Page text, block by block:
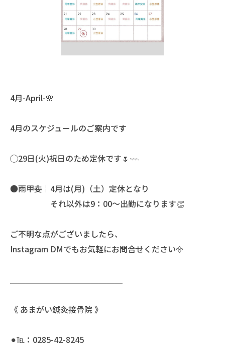
4月-April-🌸
4月のスケジュールのご案内です
◯29日(火)祝日のため定休です🌷𓇠
●雨甲斐￤4月は(月)（土）定休となり
それ以外は9：00〜出勤になります👏
ご不明な点がございましたら、
Instagram DMでもお気軽にお問合せください𖧷
《 あまがい鍼灸接骨院 》
⚫︎℡：0285-42-8245